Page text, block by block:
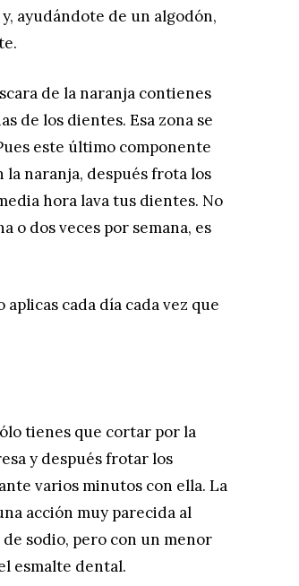
ayudándote de un algodón,
de la naranja contienes
de los dientes. Esa zona se
este último componente
la naranja, después frota los
hora lava tus dientes. No
o dos veces por semana, es
cada día cada vez que
tienes que cortar por la
y después frotar los
varios minutos con ella. La
acción muy parecida al
sodio, pero con un menor
esmalte dental.